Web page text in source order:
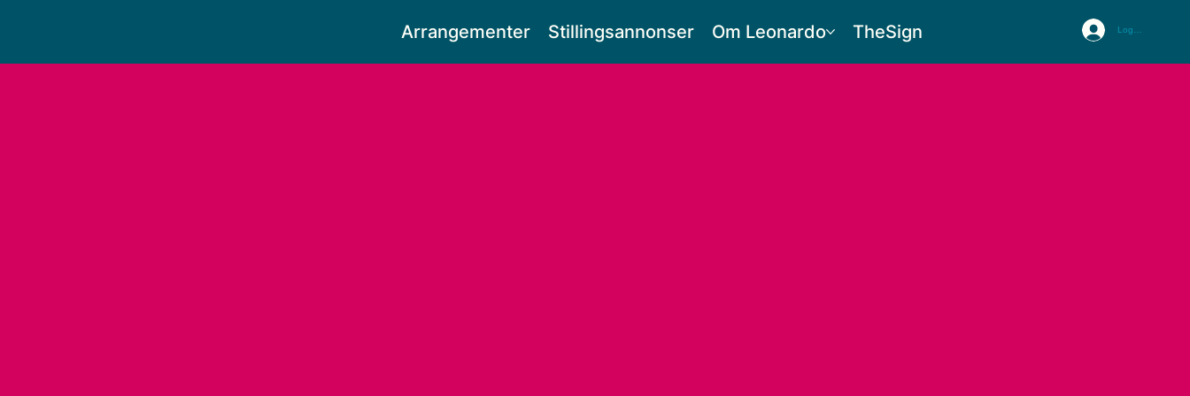
Arrangementer Stillingsannonser Om Leonardo TheSign Logg inn